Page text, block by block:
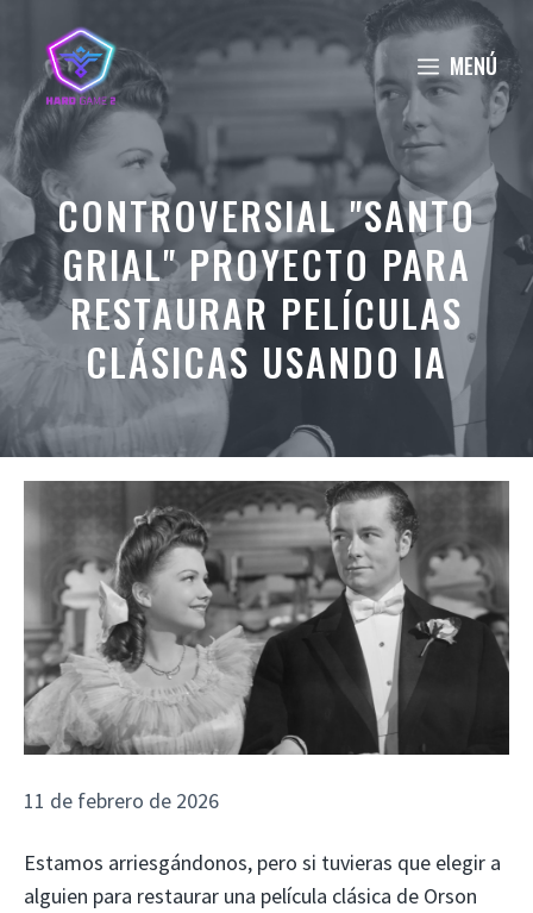
contenido
MENÚ
CONTROVERSIAL "SANTO
GRIAL" PROYECTO PARA
RESTAURAR PELÍCULAS
CLÁSICAS USANDO IA
11 de febrero de 2026
Estamos arriesgándonos, pero si tuvieras que elegir a
alguien para restaurar una película clásica de Orson